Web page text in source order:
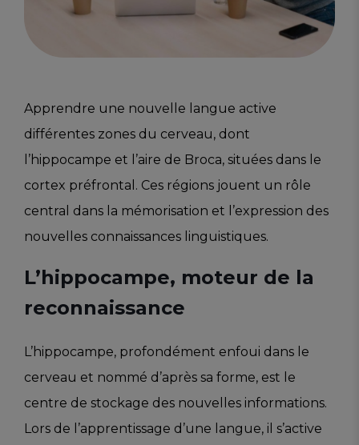
Apprendre une nouvelle langue active
différentes zones du cerveau, dont
l’hippocampe et l’aire de Broca, situées dans le
cortex préfrontal. Ces régions jouent un rôle
central dans la mémorisation et l’expression des
nouvelles connaissances linguistiques.
L’hippocampe, moteur de la
reconnaissance
L’hippocampe, profondément enfoui dans le
cerveau et nommé d’après sa forme, est le
centre de stockage des nouvelles informations.
Lors de l’apprentissage d’une langue, il s’active